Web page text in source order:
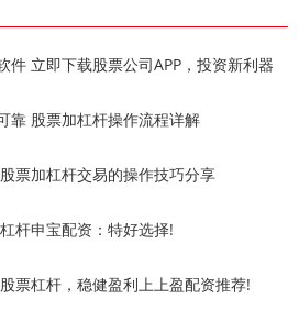
件 立即下载股票公司APP，投资新利器
靠 股票加杠杆操作流程详解
票加杠杆交易的操作技巧分享
杆申宝配资：特好选择!
票杠杆，稳健盈利上上盈配资推荐!